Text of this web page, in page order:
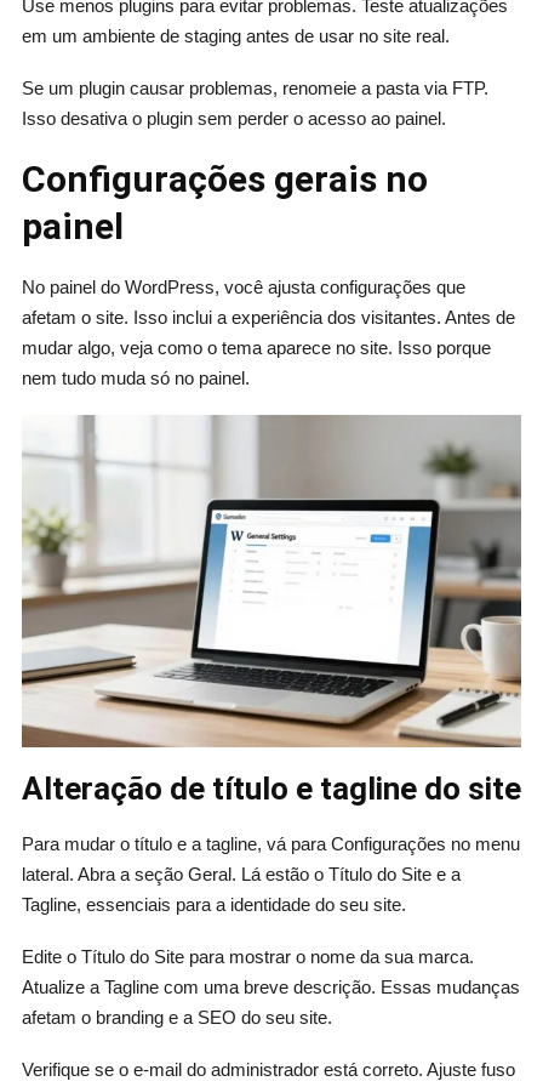
Use menos plugins para evitar problemas. Teste atualizações
em um ambiente de staging antes de usar no site real.
Se um plugin causar problemas, renomeie a pasta via FTP.
Isso desativa o plugin sem perder o acesso ao painel.
Configurações gerais no
painel
No painel do WordPress, você ajusta configurações que
afetam o site. Isso inclui a experiência dos visitantes. Antes de
mudar algo, veja como o tema aparece no site. Isso porque
nem tudo muda só no painel.
Alteração de título e tagline do site
Para mudar o título e a tagline, vá para Configurações no menu
lateral. Abra a seção Geral. Lá estão o Título do Site e a
Tagline, essenciais para a identidade do seu site.
Edite o Título do Site para mostrar o nome da sua marca.
Atualize a Tagline com uma breve descrição. Essas mudanças
afetam o branding e a SEO do seu site.
Verifique se o e-mail do administrador está correto. Ajuste fuso